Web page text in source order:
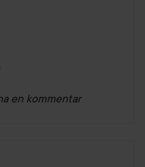
en kommentar